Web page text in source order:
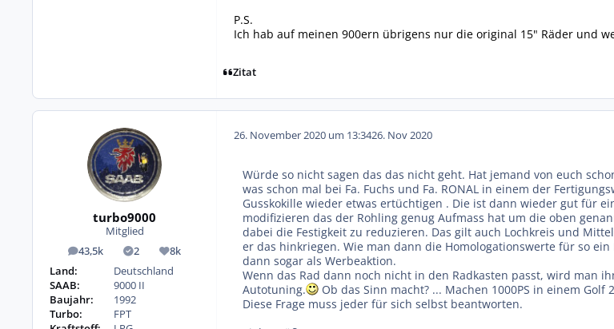
P.S.
Ich hab auf meinen 900ern übrigens nur die original 15" Räder und
Zitat
turbo9000
Mitglied
43,5k
Beiträge 2
Lösungen
8k
Reputation
Land:
Deutschland
SAAB:
9000 II
Baujahr:
1992
Turbo:
FPT
26. November 2020 um 13:3426. Nov 2020
Würde so nicht sagen das das nicht geht. Hat jemand von euch
was schon mal bei Fa. Fuchs und Fa. RONAL in einem der
Gusskokille wieder etwas ertüchtigen . Die ist dann wieder gut für
modifizieren das der Rohling genug Aufmass hat um die oben
dabei die Festigkeit zu reduzieren. Das gilt auch Lochkreis und
er das hinkriegen. Wie man dann die Homologationswerte für so
dann sogar als Werbeaktion.
Wenn das Rad dann noch nicht in den Radkasten passt, wird man
Autotuning.
Ob das Sinn macht? ... Machen 1000PS in einem Golf
Diese Frage muss jeder für sich selbst beantworten.